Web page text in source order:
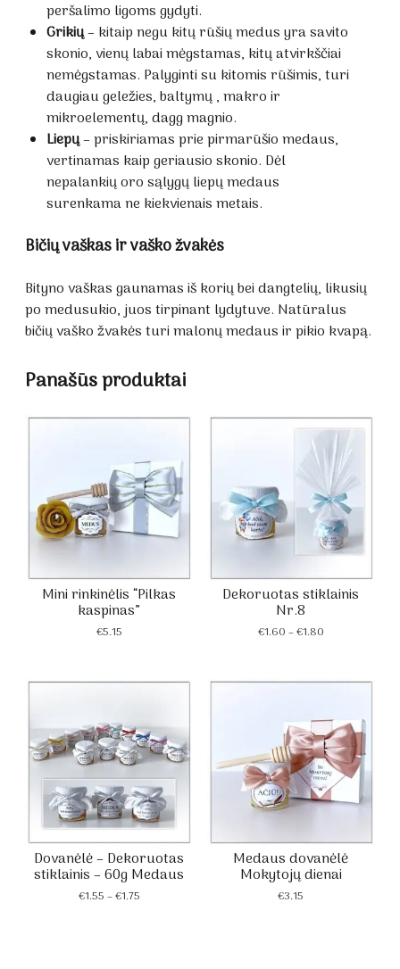
peršalimo ligoms gydyti.
Grikių– kitaip negu kitų rūšių medus yra savito
skonio, vienų labai mėgstamas, kitų atvirkščiai
nemėgstamas. Palyginti su kitomis rūšimis, turi
daugiau geležies, baltymų , makro ir
mikroelementų, dagg magnio.
Liepų– priskiriamas prie pirmarūšio medaus,
vertinamas kaip geriausio skonio. Dėl
nepalankių oro sąlygų liepų medaus
surenkama ne kiekvienais metais.
Bičių vaškas ir vaško žvakės
Bityno vaškas gaunamas iš korių bei dangtelių, likusių
po medusukio, juos tirpinant lydytuve. Natūralus
bičių vaško žvakės turi malonų medaus ir pikio kvapą.
Panašūs produktai
Mini rinkinėlis “Pilkas
kaspinas”
€5.15
Dekoruotas stiklainis
Nr.8
€1.60 –€1.80Price
through
Dovanėlė – Dekoruotas
stiklainis – 60g Medaus
€1.55 –€1.75Price
Medaus dovanėlė
Mokytojų dienai
€3.15